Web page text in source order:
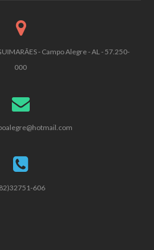
- Campo Alegre - AL - 57.250-
000
606